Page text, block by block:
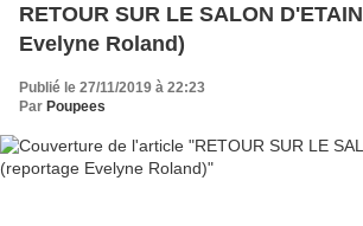
RETOUR SUR LE SALON D'ETAIN (reportage
Evelyne Roland)
Publié le 27/11/2019 à 22:23
Par Poupees